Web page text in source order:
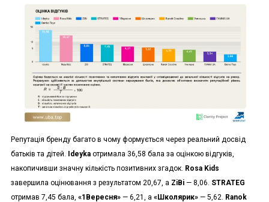
Репутація бренду багато в чому формується через реальний досвід
батьків та дітей. Ideyka отримала 36,58 бала за оцінкою відгуків,
накопичивши значну кількість позитивних згадок. Rosa Kids
завершила оцінювання з результатом 20,67, а ZiBi— 8,06. STRATEG
отримав 7,45 бала, «1Вересня»— 6,21, а «Школярик»— 5,62. Ranok